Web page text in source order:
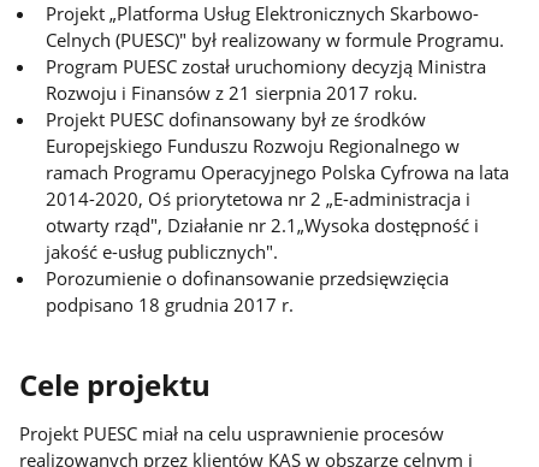
Projekt „Platforma Usług Elektronicznych Skarbowo-
Celnych (PUESC)" był realizowany w formule Programu.
Program PUESC został uruchomiony decyzją Ministra
Rozwoju i Finansów z 21 sierpnia 2017 roku.
Projekt PUESC dofinansowany był ze środków
Europejskiego Funduszu Rozwoju Regionalnego w
ramach Programu Operacyjnego Polska Cyfrowa na lata
2014-2020, Oś priorytetowa nr 2 „E-administracja i
otwarty rząd", Działanie nr 2.1„Wysoka dostępność i
jakość e-usług publicznych".
Porozumienie o dofinansowanie przedsięwzięcia
podpisano 18 grudnia 2017 r.
Cele projektu
Projekt PUESC miał na celu usprawnienie procesów
realizowanych przez klientów KAS w obszarze celnym i